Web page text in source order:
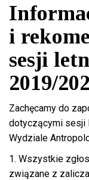
i
sesji
2019/
Zachęcamy do
dotyczącymi sesji
Wydziale
1. Wszystkie
związane z